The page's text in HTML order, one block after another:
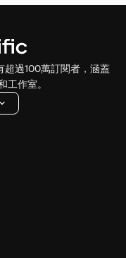
超過100萬訂閱者，涵蓋
工作室。